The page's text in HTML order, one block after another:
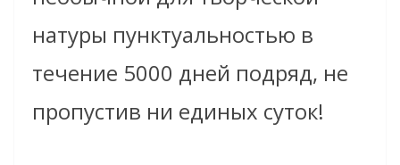
натуры пунктуальностью в
течение 5000 дней подряд, не
пропустив ни единых суток!